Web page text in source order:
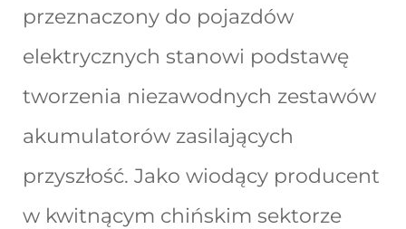
przeznaczony do pojazdów
elektrycznych stanowi podstawę
tworzenia niezawodnych zestawów
akumulatorów zasilających
przyszłość. Jako wiodący producent
w kwitnącym chińskim sektorze